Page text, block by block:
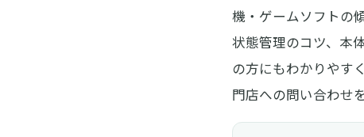
機・ゲームソフトの
状態管理のコツ、本
の方にもわかりやす
門店への問い合わせ